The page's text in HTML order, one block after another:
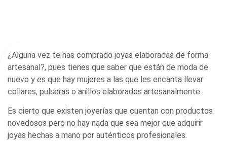
¿Alguna vez te has comprado joyas elaboradas de forma
artesanal?, pues tienes que saber que están de moda de
nuevo y es que hay mujeres a las que les encanta llevar
collares, pulseras o anillos elaborados artesanalmente.
Es cierto que existen joyerías que cuentan con productos
novedosos pero no hay nada que sea mejor que adquirir
joyas hechas a mano por auténticos profesionales.